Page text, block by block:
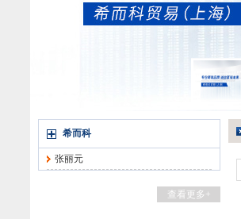
希而科
张丽元
查看更多+